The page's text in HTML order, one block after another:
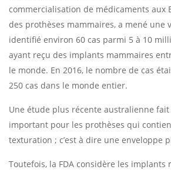
commercialisation de médicaments aux
des prothèses mammaires, a mené une
identifié environ 60 cas parmi 5 à 10
ayant reçu des implants mammaires
le monde. En 2016, le nombre de cas
250 cas dans le monde entier.
Une étude plus récente australienne
important pour les prothèses qui
texturation ; c’est à dire une enveloppe
Toutefois, la FDA considère les implants